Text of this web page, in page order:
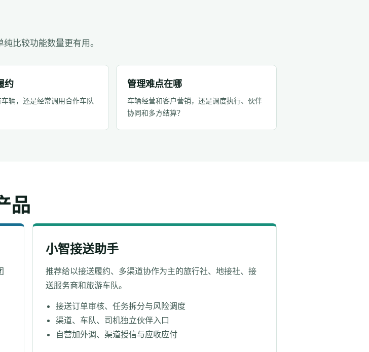
比较功能数量更有用。
约
辆，还是经常调用合作车队
管理难点在哪
车辆经营和客户营销，还是调度执行、伙伴
协同和多方结算？
品
小智接送助手
推荐给以接送履约、多渠道协作为主的旅行社、地接社、接
送服务商和旅游车队。
接送订单审核、任务拆分与风险调度
渠道、车队、司机独立伙伴入口
自营加外调、渠道授信与应收应付